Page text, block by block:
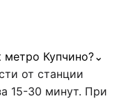
метро Купчино?⌄
от станции
15-30 минут. При